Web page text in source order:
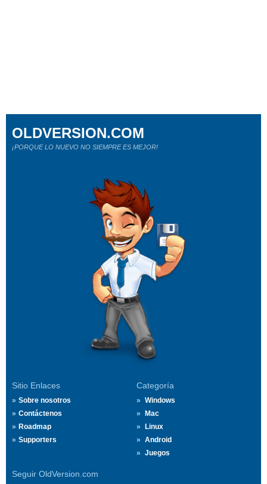
Sitio Enlaces
Sobre nosotros
Contáctenos
Roadmap
Supporters
Categoría
Windows
Mac
Linux
Android
Juegos
Seguir OldVersion.com
OLDVERSION.COM
¡PORQUE LO NUEVO NO SIEMPRE ES MEJOR!